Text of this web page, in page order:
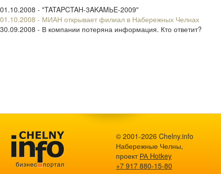
01.10.2008 - "TATAPCTAH-3AKAMЬE-2009"
01.10.2008 - МИАН открывает филиал в Набережных Челнах
30.09.2008 - В компании потеряна информация. Кто ответит?
© 2001-2026 Chelny.info
Набережные Челны,
проект РА Hotkey
+7 917 880-15-80